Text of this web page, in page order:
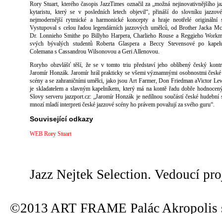
Rory Stuart, kterého časopis JazzTimes označil za „možná nejinovativnějšího
kytaristu, který se v posledních letech objevil“, přináší do slovníku
nejmodernější rytmické a harmonické koncepty a hraje neotřelé originální
Vystupoval s celou řadou legendárních jazzových umělců, od Brother Jacka
Dr. Lonnieho Smithe po Billyho Harpera, Charlieho Rouse a Reggieho
svých bývalých studentů Roberta Glaspera a Beccy Stevensové po
Colemana s Cassandrou Wilsonovou a Geri Allenovou.
Roryho obzvlášť těší, že se v tomto triu představí jeho oblíbený český
Jaromír Honzák. Jaromír hrál prakticky se všemi významnými osobnostmi české
scény a se zahraničními umělci, jako jsou Art Farmer, Don Friedman aVictor
je skladatelem a slavným kapelníkem, který má na kontě řadu dobře
Slovy serveru jazzport.cz: „Jaromír Honzák je nedílnou součástí české
mnozí mladí interpreti české jazzové scény ho právem považují za svého guru“.
Související odkazy
WEB Rory Stuart
Jazz Nejtek Selection. Vedoucí
©2013 ART FRAME Palác Akropolis